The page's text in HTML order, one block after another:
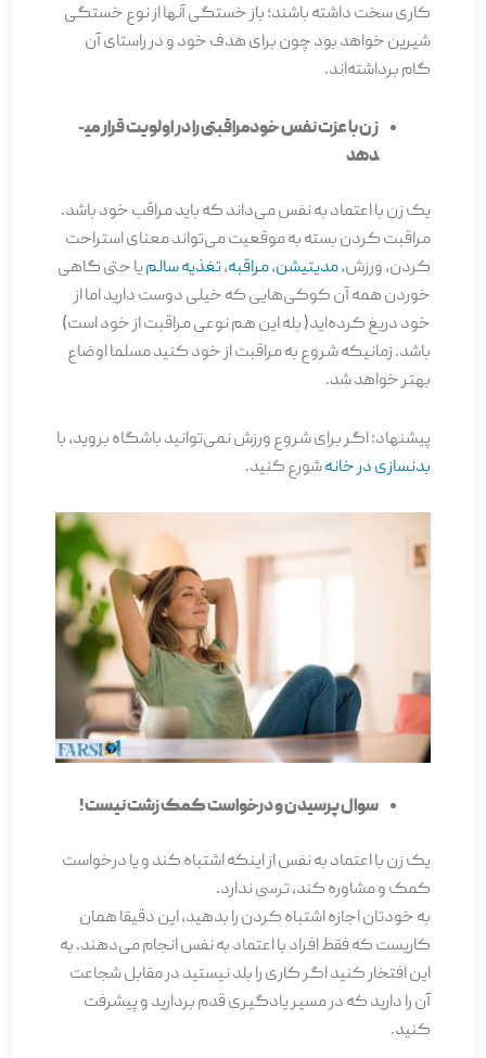
کاری سخت داشته باشند؛ باز خستگی ­آن­ها از نوع خستگی
شیرین خواهد بود چون برای هدف خود و در راستای آن
گام برداشته‌­اند.
زن با عزت نفس خودمراقبتی را در اولویت قرار می­
دهد
یک زن با اعتماد به نفس می‌داند که باید مراقب خود باشد.
مراقبت کردن بسته به موقعیت می‌­تواند معنای استراحت
کردن، ورزش،مدیتیشن،مراقبه،تغذیه سالمیا حتی گاهی
خوردن همه آن کوکی‌هایی که خیلی دوست دارید اما از
خود دریغ کرده‌اید( بله این هم نوعی مراقبت از خود است)
باشد. زمانی­که شروع به مراقبت از خود کنید مسلما اوضاع
بهتر خواهد شد.
پیشنهاد: اگر برای شروع ورزش نمی‌توانید باشگاه بروید، با
بدنسازی در خانهشورع کنید.
سوال پرسیدن و درخواست کمک زشت نیست!
یک زن با اعتماد به نفس از اینکه اشتباه کند و یا درخواست
کمک و مشاوره کند، ترسی ندارد.
به خودتان اجازه­ اشتباه کردن را بدهید، این دقیقا همان
کاریست که فقط افراد با اعتماد به نفس انجام می­‌دهند. به
این افتخار کنید اگر کاری را بلد نیستید در مقابل شجاعت
آن را دارید که در مسیر یادگیری قدم بردارید و پیشرفت
کنید.